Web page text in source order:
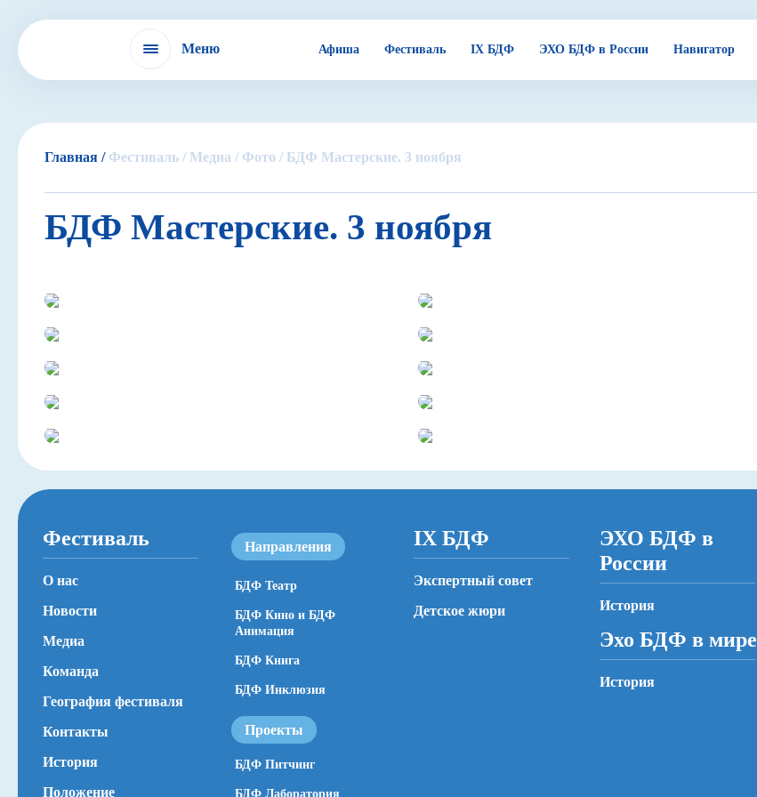
ЭХО БДФ в мире
Навигатор
Меню Афиша Фестиваль IX БДФ ЭХО БДФ в России Навигатор
Главная / Фестиваль / Медиа / Фото / БДФ Мастерские. 3 ноября
БДФ Мастерские. 3 ноября
Фестиваль
О нас
Новости
Медиа
Команда
География фестиваля
Контакты
История
Положение
Направления
БДФ Театр
БДФ Кино и БДФ
Анимация
БДФ Книга
БДФ Инклюзия
Проекты
БДФ Питчинг
БДФ Лаборатория
IX БДФ
Экспертный совет
Детское жюри
ЭХО БДФ в
России
История
Эхо БДФ в мире
История